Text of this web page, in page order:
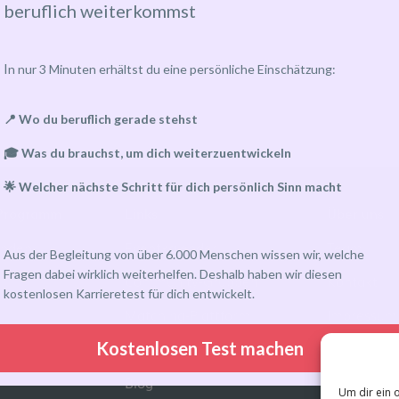
Um dir ein
Eventkalender
Community-Gruppen
Kundenkonto
Blog
Team
Kontakt
beruflich weiterkommst
In nur 3 Minuten erhältst du eine persönliche Einschätzung:
📍 Wo du beruflich gerade stehst
🎓 Was du brauchst, um dich weiterzuentwickeln
🌟 Welcher nächste Schritt für dich persönlich Sinn macht
Aus der Begleitung von über 6.000 Menschen wissen wir, welche
Fragen dabei wirklich weiterhelfen. Deshalb haben wir diesen
kostenlosen Karrieretest für dich entwickelt.
Kostenlosen Test machen